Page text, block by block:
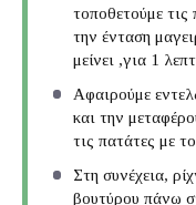
τοποθετούμε
την ένταση
μείνει ,για 1
Αφαιρούμε
και την
τις πατάτες με
Στη συνέχεια,
βουτύρου πάνω